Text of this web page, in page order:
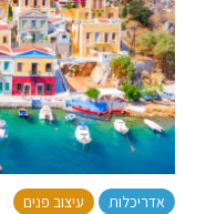
אדריכלות עיצוב פנים